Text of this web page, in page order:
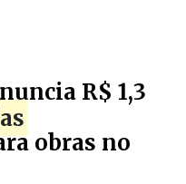
R$ 1,3
obras no